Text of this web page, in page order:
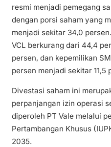
resmi menjadi pemegang
dengan porsi saham yang
menjadi sekitar 34,0
VCL berkurang dari 44,4
persen, dan kepemilikan
persen menjadi sekitar 11,5
Divestasi saham ini
perpanjangan izin operasi
diperoleh PT Vale melalui
Pertambangan Khusus
2035.